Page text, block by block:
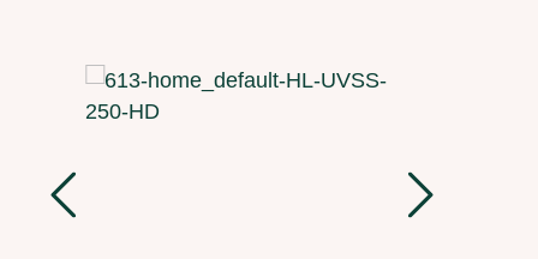
Bildergalerie überspringen